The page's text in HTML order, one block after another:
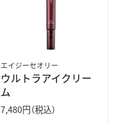
エイジーセオリー
ウルトラアイクリー
ム
7,480円（税込）